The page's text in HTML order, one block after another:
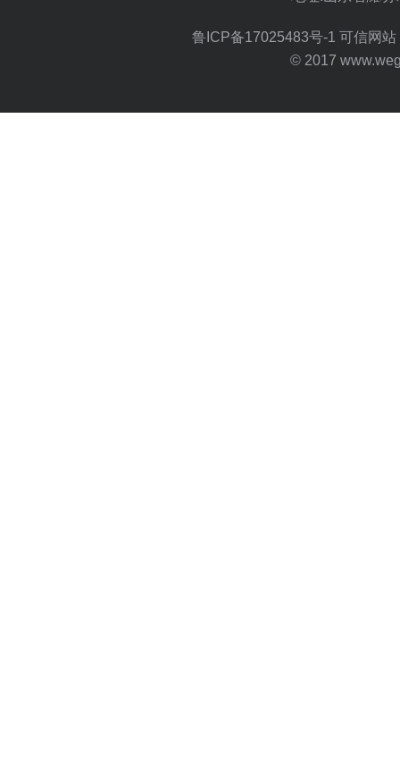
鲁ICP备17025483号-1 可信网
© 2017